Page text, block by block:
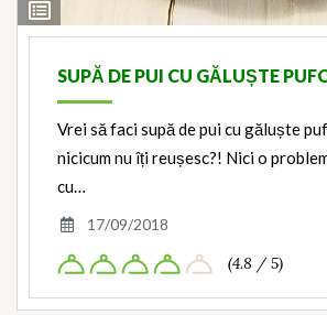
View
Ingredients
SUPĂ DE PUI CU GĂLUȘTE
Vrei să faci supă de pui cu găluște
nicicum nu îți reușesc?! Nici o
cu…
17/09/2018
(4.8 / 5)